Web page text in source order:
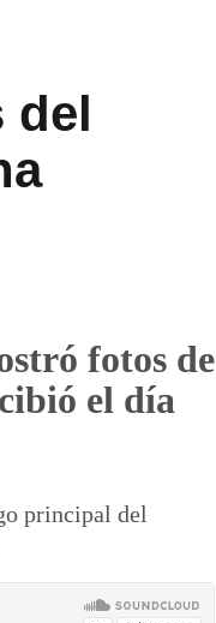
del
fotos de
el día
principal del